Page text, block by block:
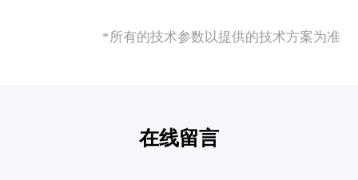
*所有的技术参数以提供的技术方案为准
在线留言